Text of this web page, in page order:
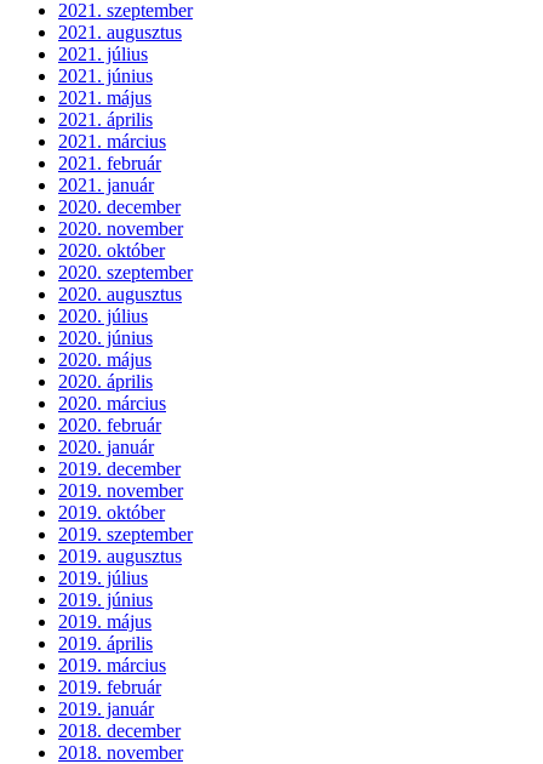
2021. szeptember
2021. augusztus
2021. július
2021. június
2021. május
2021. április
2021. március
2021. február
2021. január
2020. december
2020. november
2020. október
2020. szeptember
2020. augusztus
2020. július
2020. június
2020. május
2020. április
2020. március
2020. február
2020. január
2019. december
2019. november
2019. október
2019. szeptember
2019. augusztus
2019. július
2019. június
2019. május
2019. április
2019. március
2019. február
2019. január
2018. december
2018. november